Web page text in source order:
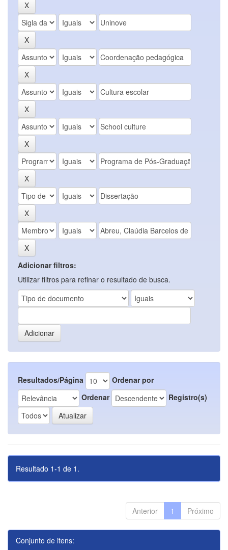
Adicionar filtros:
Utilizar filtros para refinar o resultado de busca.
Resultados/Página
Ordenar por
Ordenar
Registro(s)
Resultado 1-1 de 1.
Anterior 1 Próximo
Conjunto de itens: